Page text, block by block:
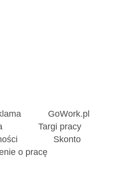
GoWork.pl
Targi pracy
Skonto
o pracę